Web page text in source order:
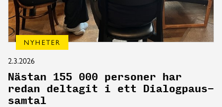
NYHETER
2.3.2026
Nästan 155 000 personer har
redan deltagit i ett Dialogpaus-
samtal